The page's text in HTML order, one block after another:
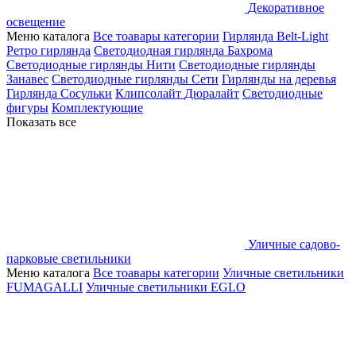
Декоративное
освещение
Меню каталога Все тоавары категории Гирлянда Belt-Light
Ретро гирлянда Светодиодная гирлянда Бахрома
Светодиодные гирлянды Нити Светодиодные гирлянды
Занавес Светодиодные гирлянды Сети Гирлянды на деревья
Гирлянда Сосульки Клипсолайт Дюралайт Светодиодные
фигуры Комплектующие
Показать все
Уличные садово-
парковые светильники
Меню каталога Все тоавары категории Уличные светильники
FUMAGALLI Уличные светильники EGLO